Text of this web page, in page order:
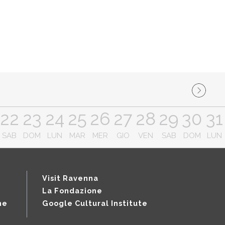
22
SAB
23
DOM
24
LUN
25
MAR
26
MER
27
GIO
28
VEN
29
SAB
30
DOM
31
LUN
Visit Ravenna
La Fondazione
Google Cultural Institute